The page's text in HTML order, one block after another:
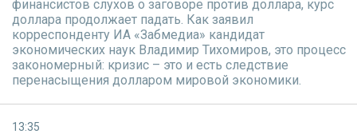
финансистов слухов о заговоре против доллара, курс
доллара продолжает падать. Как заявил
корреспонденту ИА «Забмедиа» кандидат
экономических наук Владимир Тихомиров, это процесс
закономерный: кризис – это и есть следствие
перенасыщения долларом мировой экономики.
13:35